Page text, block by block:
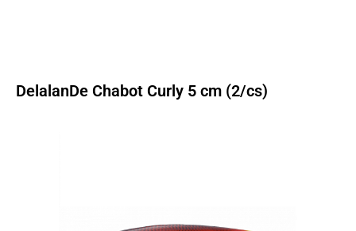
DelalanDe Chabot Curly 5 cm (2/cs)